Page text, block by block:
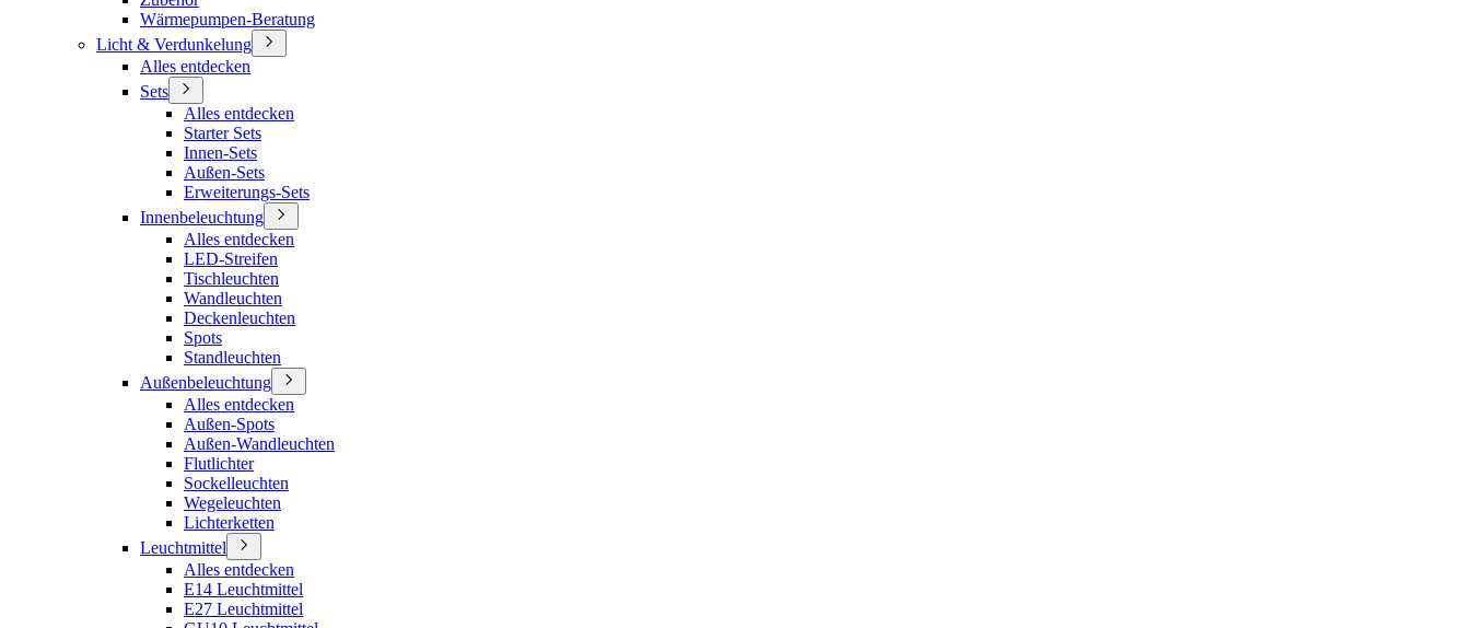
Wärmepumpen-Beratung
Licht & Verdunkelung
Alles entdecken
Sets
Alles entdecken
Starter Sets
Innen-Sets
Außen-Sets
Erweiterungs-Sets
Innenbeleuchtung
Alles entdecken
LED-Streifen
Tischleuchten
Wandleuchten
Deckenleuchten
Spots
Standleuchten
Außenbeleuchtung
Alles entdecken
Außen-Spots
Außen-Wandleuchten
Flutlichter
Sockelleuchten
Wegeleuchten
Lichterketten
Leuchtmittel
Alles entdecken
E14 Leuchtmittel
E27 Leuchtmittel